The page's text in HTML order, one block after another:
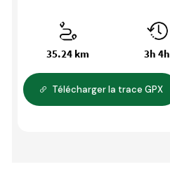
35.24 km 3h 4h
Télécharger la trace GPX